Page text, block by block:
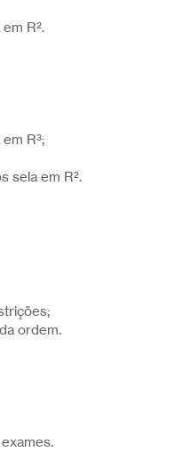
R².
R³;
sela em R².
ordem.